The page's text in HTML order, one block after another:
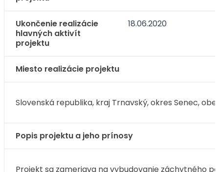
Ukončenie realizácie
hlavných aktivít
projektu
18.06.2020
Miesto realizácie projektu
Slovenská republika, kraj Trnavský, okres Senec,
Popis projektu a jeho prínosy
Projekt sa zameriava na vybudovanie záchytného